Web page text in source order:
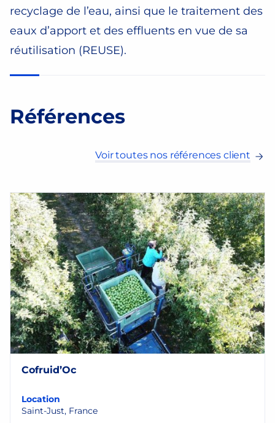
recyclage de l’eau, ainsi que le traitement des
eaux d’apport et des effluents en vue de sa
réutilisation (REUSE).
Références
Voir toutes nos références client
Cofruid’Oc
Location
Saint-Just, France